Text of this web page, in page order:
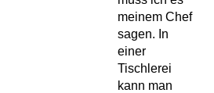
meinem Chef
sagen. In
einer
Tischlerei
kann man